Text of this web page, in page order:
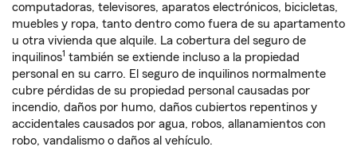
computadoras, televisores, aparatos electrónicos, bicicletas,
muebles y ropa, tanto dentro como fuera de su apartamento
u otra vivienda que alquile. La cobertura del seguro de
inquilinos1 también se extiende incluso a la propiedad
personal en su carro. El seguro de inquilinos normalmente
cubre pérdidas de su propiedad personal causadas por
incendio, daños por humo, daños cubiertos repentinos y
accidentales causados por agua, robos, allanamientos con
robo, vandalismo o daños al vehículo.